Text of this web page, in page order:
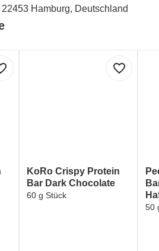
Hamburg, Deutschland
Hamburg, Deutschland
favorite_border
KoRo Crispy Protein
Bar Dark Chocolate
60 g Stück
50